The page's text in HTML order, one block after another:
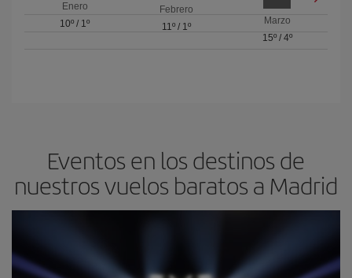
Enero
10º / 1º
Febrero
11º/ 1º
Marzo
15º/ 4º
Eventos en los destinos de
nuestros vuelos baratos a Madrid